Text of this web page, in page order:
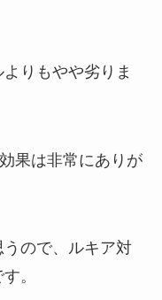
りもやや劣りま
果は非常にありが
ので、ルキア対
。